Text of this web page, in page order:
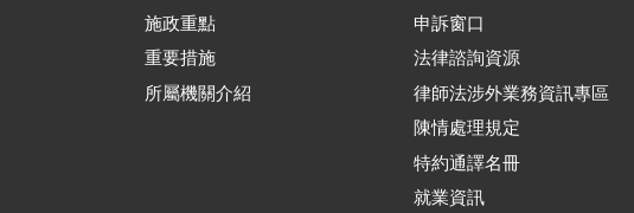
施政重點
重要措施
所屬機關介紹
申訴窗口
法律諮詢資源
律師法涉外業務資訊專區
陳情處理規定
特約通譯名冊
就業資訊